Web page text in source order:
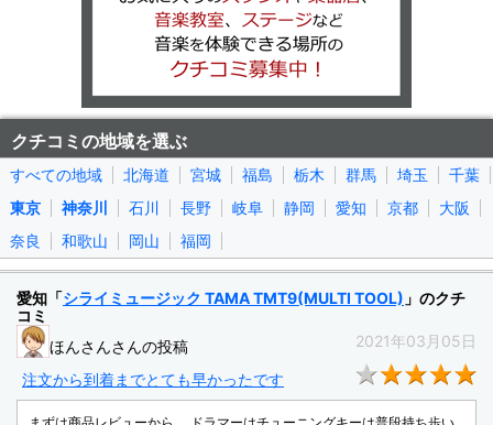
クチコミの地域を選ぶ
すべての地域 北海道 宮城 福島 栃木 群馬 埼玉
千葉
東京
神奈川 石川 長野 岐阜 静岡 愛知 京都
大阪
奈良
和歌山 岡山 福岡
愛知「シライミュージック TAMA TMT9(MULTI TOOL) 」のクチ
コミ
ほんさんさんの投稿
2021年03月05日
注文から到着までとても早かったです